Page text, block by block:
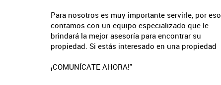
Para nosotros es muy importante servirle, por eso
contamos con un equipo especializado que le
brindará la mejor asesoría para encontrar su
propiedad. Si estás interesado en una propiedad
¡COMUNÍCATE AHORA!"